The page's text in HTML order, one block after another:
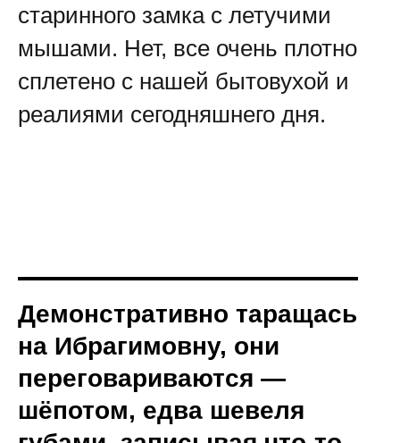
старинного замка с летучими
мышами. Нет, все очень плотно
сплетено с нашей бытовухой и
реалиями сегодняшнего дня.
Демонстративно таращась
на Ибрагимовну, они
переговариваются —
шёпотом, едва шевеля